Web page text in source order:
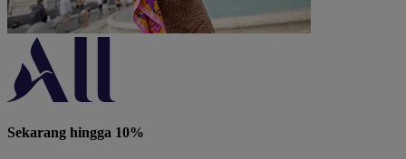
Sekarang hingga 10%